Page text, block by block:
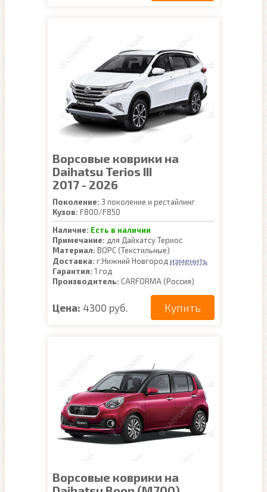
Ворсовые коврики на
Daihatsu Terios III
2017 - 2026
Поколение: 3 поколение и рестайлинг
Кузов: F800/F850
Наличие: Есть в наличии
Примечание: для Дайхатсу Териос
Материал: ВОРС (Текстильные)
Доставка: г.Нижний Новгород изменить
Гарантия: 1 год
Производитель: CARFORMA (Россия)
Цена: 4300 руб. Купить
Ворсовые коврики на